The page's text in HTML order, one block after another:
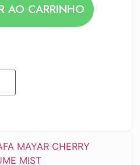
AO CARRINHO